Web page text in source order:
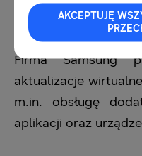
względu na to, jak
Firma Samsung
aktualizacje
m.in. obsługę
aplikacji oraz
AKCEPTUJĘ